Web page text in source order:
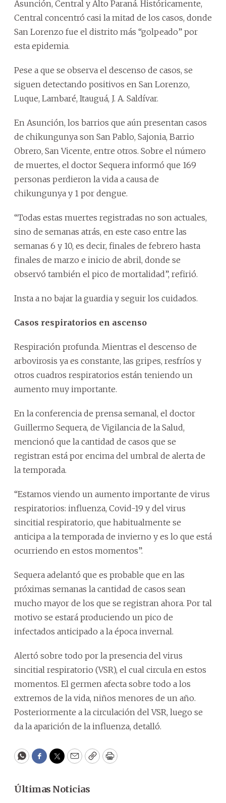
Asunción, Central y Alto Paraná. Históricamente,
Central concentró casi la mitad de los casos, donde
San Lorenzo fue el distrito más “golpeado” por
esta epidemia.
Pese a que se observa el descenso de casos, se
siguen detectando positivos en San Lorenzo,
Luque, Lambaré, Itauguá, J. A. Saldívar.
En Asunción, los barrios que aún presentan casos
de chikungunya son San Pablo, Sajonia, Barrio
Obrero, San Vicente, entre otros. Sobre el número
de muertes, el doctor Sequera informó que 169
personas perdieron la vida a causa de
chikungunya y 1 por dengue.
“Todas estas muertes registradas no son actuales,
sino de semanas atrás, en este caso entre las
semanas 6 y 10, es decir, finales de febrero hasta
finales de marzo e inicio de abril, donde se
observó también el pico de mortalidad”, refirió.
Insta a no bajar la guardia y seguir los cuidados.
Casos respiratorios en ascenso
Respiración profunda. Mientras el descenso de
arbovirosis ya es constante, las gripes, resfríos y
otros cuadros respiratorios están teniendo un
aumento muy importante.
En la conferencia de prensa semanal, el doctor
Guillermo Sequera, de Vigilancia de la Salud,
mencionó que la cantidad de casos que se
registran está por encima del umbral de alerta de
la temporada.
“Estamos viendo un aumento importante de virus
respiratorios: influenza, Covid-19 y del virus
sincitial respiratorio, que habitualmente se
anticipa a la temporada de invierno y es lo que está
ocurriendo en estos momentos”.
Sequera adelantó que es probable que en las
próximas semanas la cantidad de casos sean
mucho mayor de los que se registran ahora. Por tal
motivo se estará produciendo un pico de
infectados anticipado a la época invernal.
Alertó sobre todo por la presencia del virus
sincitial respiratorio (VSR), el cual circula en estos
momentos. El germen afecta sobre todo a los
extremos de la vida, niños menores de un año.
Posteriormente a la circulación del VSR, luego se
da la aparición de la influenza, detalló.
WhatsApp
Facebook
Twitter
EmailCopyPrint
Últimas Noticias